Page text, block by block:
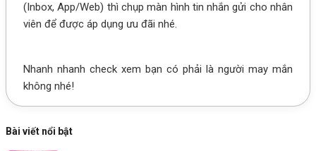
(Inbox, App/Web) thì chụp màn hình tin nhắn gửi cho nhân
viên để được áp dụng ưu đãi nhé.
Nhanh nhanh check xem bạn có phải là người may mắn
không nhé!
Bài viết nổi bật